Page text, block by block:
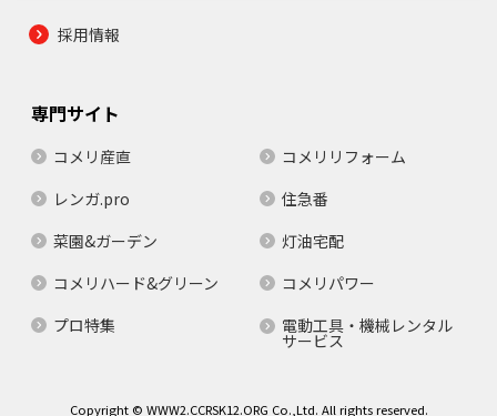
採用情報
専門サイト
コメリ産直
コメリリフォーム
レンガ.pro
住急番
菜園&ガーデン
灯油宅配
コメリハード&グリーン
コメリパワー
プロ特集
電動工具・機械レンタル
サービス
Copyright © WWW2.CCRSK12.ORG Co.,Ltd. All rights reserved.